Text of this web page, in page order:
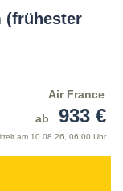
(frühester
Air France
ab
933 €
am 10.08.26, 06:00 Uhr